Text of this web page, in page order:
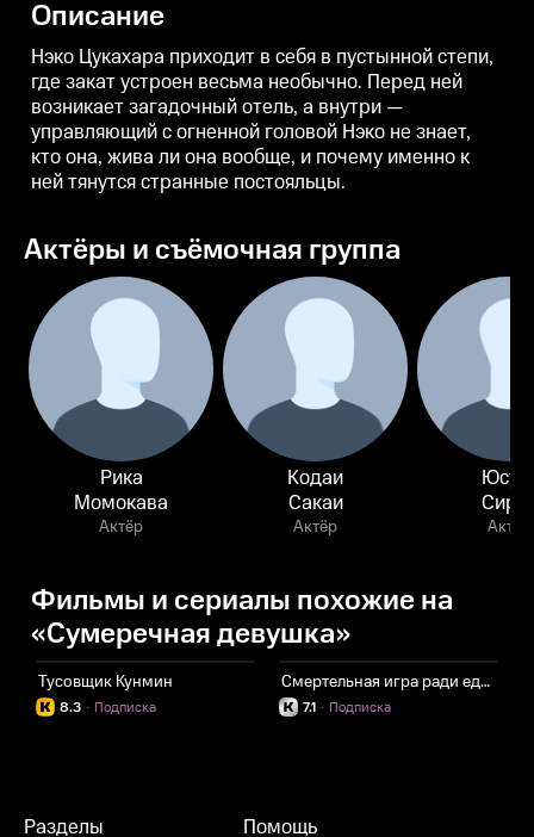
именно к ней тянутся странные
постояльцы.
Описание
Нэко Цукахара приходит в себя в пустынной степи,
где закат устроен весьма необычно. Перед ней
возникает загадочный отель, а внутри —
управляющий с огненной головой Нэко не знает,
кто она, жива ли она вообще, и почему именно к
ней тянутся странные постояльцы.
Актёры и съёмочная группа
Рика
Момокава
Актёр
Кодаи
Сакаи
Актёр Актёр
Фильмы и сериалы похожие на
«Сумеречная девушка»
Тусовщик Кунмин
8.3 Подписка
·
Смертельная игра ради еды на столе
7.1 Подписка
·
Разделы Помощь